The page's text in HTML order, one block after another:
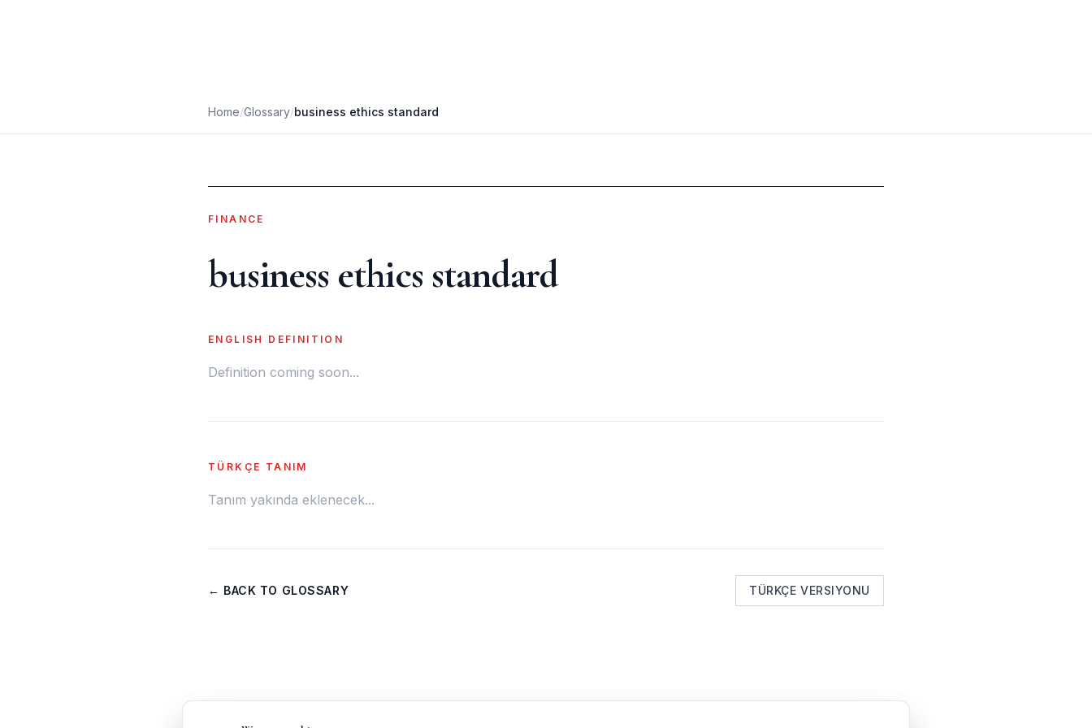
Home/Glossary/business ethics standard
FINANCE
business ethics standard
ENGLISH DEFINITION
Definition coming soon...
TÜRKÇE TANIM
Tanım yakında eklenecek...
← BACK TO GLOSSARY TÜRKÇE VERSIYONU